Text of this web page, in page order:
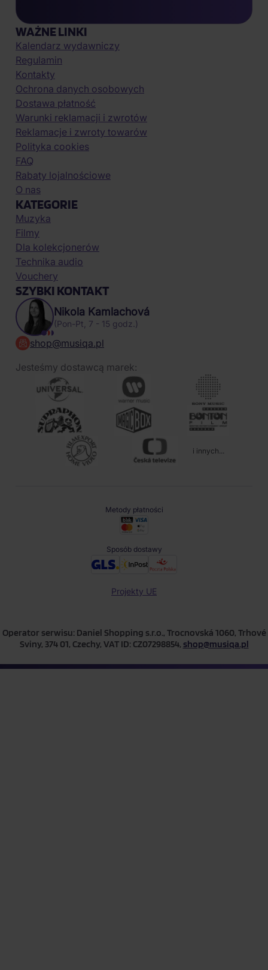
WAŻNE LINKI
Kalendarz wydawniczy
Regulamin
Kontakty
Ochrona danych osobowych
Dostawa płatność
Warunki reklamacji i zwrotów
Reklamacje i zwroty towarów
Polityka cookies
FAQ
Rabaty lojalnościowe
O nas
KATEGORIE
Muzyka
Filmy
Dla kolekcjonerów
Technika audio
Vouchery
SZYBKI KONTAKT
Nikola Kamlachová
(Pon-Pt, 7 - 15 godz.)
shop@musiqa.pl
Jesteśmy dostawcą marek:
i innych...
Metody płatności
Sposób dostawy
Projekty UE
Operator serwisu: Daniel Shopping s.r.o., Trocnovská 1060, Trhové
Sviny, 374 01, Czechy, VAT ID: CZ07298854, shop@musiqa.pl